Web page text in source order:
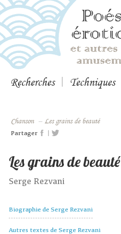
Recherches Techniques
Chanson – Les grains de beauté
Partager |
Les grains de beauté
Serge Rezvani
Biographie de Serge Rezvani
Autres textes de Serge Rezvani